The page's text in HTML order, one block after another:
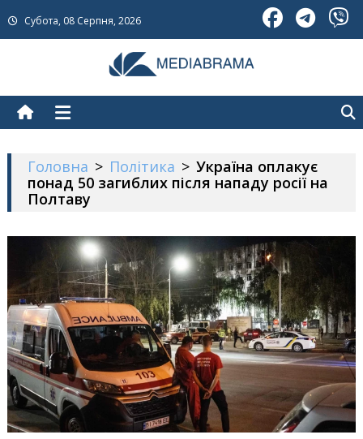
to
Субота, 08 Серпня, 2026
Головна > Політика > Україна оплакує
понад 50 загиблих після нападу росії на
Полтаву